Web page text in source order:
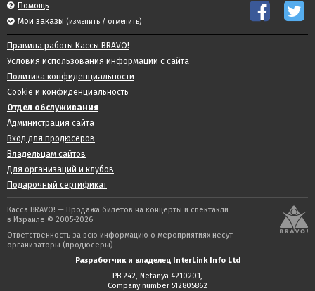
Помощь
Мои заказы (изменить / отменить)
Правила работы Кассы BRAVO!
Условия использования информации с сайта
Политика конфиденциальности
Cookie и конфиденциальность
Отдел обслуживания
Администрация сайта
Вход для продюсеров
Владельцам сайтов
Для организаций и клубов
Подарочный сертификат
Касса BRAVO! — Продажа билетов на концерты и спектакли
в Израиле © 2005-2026
Ответственность за всю информацию о мероприятиях несут
организаторы (продюсеры)
Разработчик и владелец InterLink Info Ltd
PB 242, Netanya 4210201,
Company number 512805862